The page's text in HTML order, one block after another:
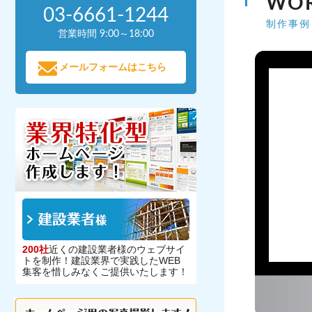
制作事例
03-6661-1244
営業時間 9:00～18:00
メールフォームはこちら
200社近くの建設業者様のウェブサイ
トを制作！建設業界で実践したWEB
集客を惜しみなくご提供いたします！